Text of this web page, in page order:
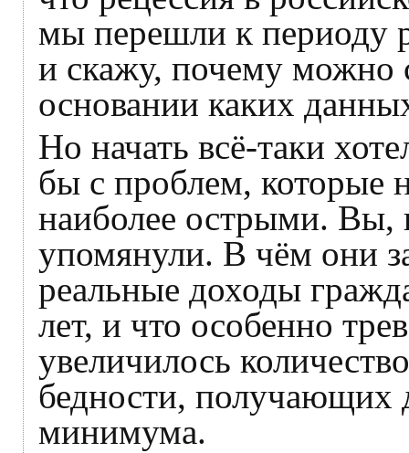
мы перешли к периоду
и скажу, почему можно
основании каких
Но начать всё‑таки
бы с проблем, которые
наиболее острыми. Вы,
упомянули. В чём они
реальные доходы
лет, и что особенно
увеличилось
бедности, получающих
минимума.